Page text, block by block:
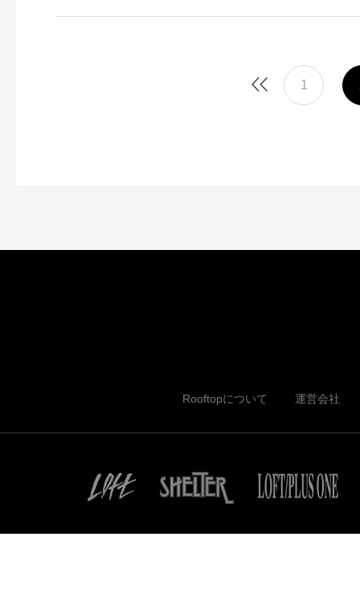
1
Rooftopについて 運営会社